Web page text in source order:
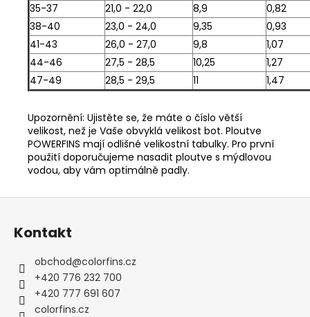
35-37 21,0 - 22,0 8,9
0,82
38-40
23,0 - 24,0 9,35
0,93
41-43
26,0 - 27,0 9,8
1,07
44-46
27,5 - 28,5 10,25
1,27
47-49
28,5 - 29,5 11 1,47
Upozornění: Ujistěte se, že máte o číslo větší
velikost, než je Vaše obvyklá velikost bot. Ploutve
POWERFINS mají odlišné velikostní tabulky. Pro první
použití doporučujeme nasadit ploutve s mýdlovou
vodou, aby vám optimálně padly.
Z
Kontakt
obchod@colorfins.cz
+420 776 232 700
+420 777 691 607
colorfins.cz